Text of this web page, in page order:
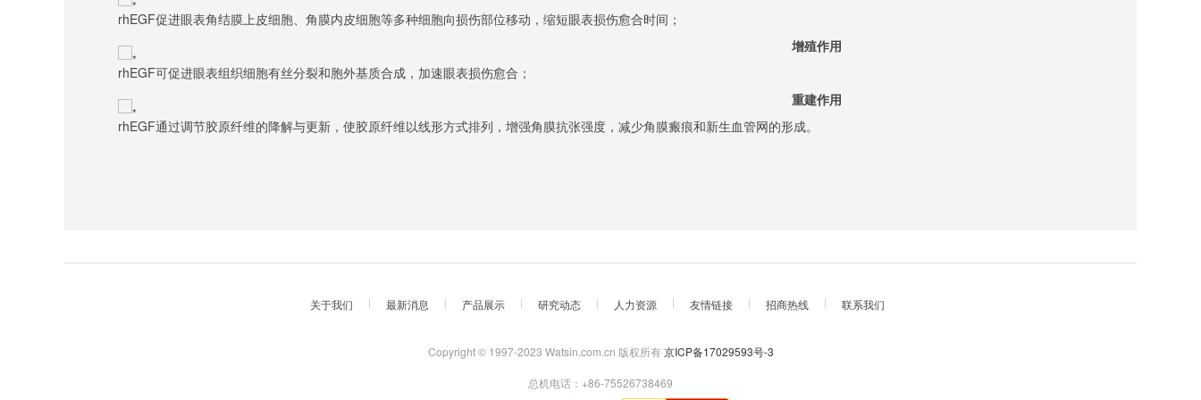
rhEGF促进眼表角结膜上皮细胞、角膜内皮细胞等多种细胞向损伤部位移动，缩短眼表损伤愈合时间；
增殖作用
rhEGF可促进眼表组织细胞有丝分裂和胞外基质合成，加速眼表损伤愈合；
重建作用
rhEGF通过调节胶原纤维的降解与更新，使胶原纤维以线形方式排列，增强角膜抗张强度，减少角膜瘢痕和新生血管网的形成。
关于我们 最新消息 产品展示 研究动态 人力资源 友情链接 招商热线 联系我们
Copyright © 1997-2023 Watsin.com.cn 版权所有京ICP备17029593号-3
总机电话：+86-75526738469